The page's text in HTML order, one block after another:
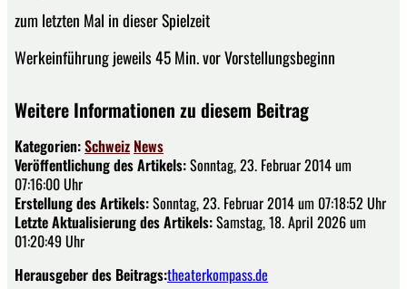
zum letzten Mal in dieser Spielzeit
Werkeinführung jeweils 45 Min. vor Vorstellungsbeginn
Weitere Informationen zu diesem Beitrag
Kategorien:Schweiz News
Veröffentlichung des Artikels:Sonntag, 23. Februar 2014 um
07:16:00 Uhr
Erstellung des Artikels:Sonntag, 23. Februar 2014 um 07:18:52 Uhr
Letzte Aktualisierung des Artikels:Samstag, 18. April 2026 um
01:20:49 Uhr
Herausgeber des Beitrags:theaterkompass.de